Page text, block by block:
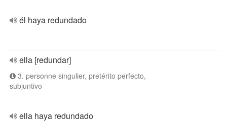
él haya redundado
ella [redundar]
3. personne singulier, pretérito perfecto,
subjuntivo
ella haya redundado